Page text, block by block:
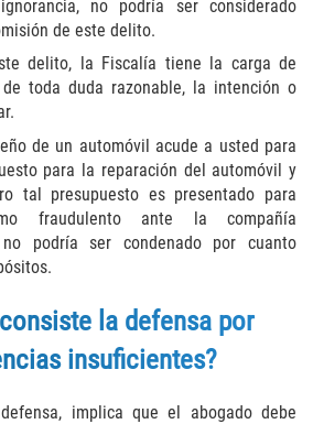
Exposure
Battery
on a Child
no podría ser considerado
de este delito.
delito, la Fiscalía tiene la carga de
toda duda razonable, la intención o
de un automóvil acude a usted para
para la reparación del automóvil y
tal presupuesto es presentado para
fraudulento ante la compañía
no podría ser condenado por cuanto
la defensa por
insuficientes?
implica que el abogado debe